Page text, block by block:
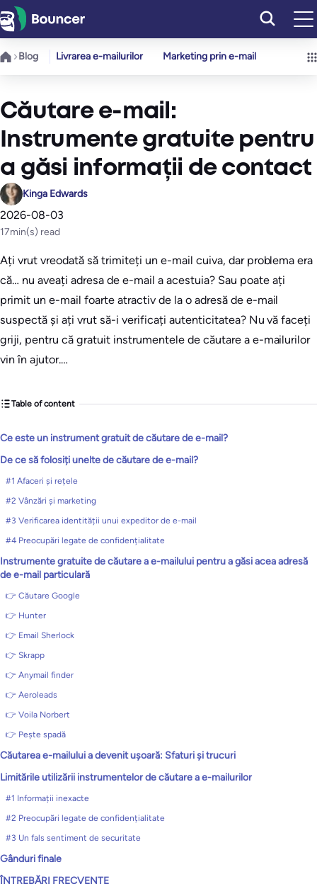
Sari
la
conținut
Blog Livrarea e-mailurilor Marketing prin e-mail
Căutare e-mail:
Instrumente gratuite pentru
a găsi informații de contact
Kinga Edwards
2026-08-03
17min(s) read
Ați vrut vreodată să trimiteți un e-mail cuiva, dar problema era
că… nu aveați adresa de e-mail a acestuia? Sau poate ați
primit un e-mail foarte atractiv de la o adresă de e-mail
suspectă și ați vrut să-i verificați autenticitatea? Nu vă faceți
griji, pentru că gratuit instrumentele de căutare a e-mailurilor
vin în ajutor.…
Table of content
Ce este un instrument gratuit de căutare de e-mail?
De ce să folosiți unelte de căutare de e-mail?
#1 Afaceri și rețele
#2 Vânzări și marketing
#3 Verificarea identității unui expeditor de e-mail
#4 Preocupări legate de confidențialitate
Instrumente gratuite de căutare a e-mailului pentru a găsi acea adresă
de e-mail particulară
👉 Căutare Google
👉 Hunter
👉 Email Sherlock
👉 Skrapp
👉 Anymail finder
👉 Aeroleads
👉 Voila Norbert
👉 Pește spadă
Căutarea e-mailului a devenit ușoară: Sfaturi și trucuri
Limitările utilizării instrumentelor de căutare a e-mailurilor
#1 Informații inexacte
#2 Preocupări legate de confidențialitate
#3 Un fals sentiment de securitate
Gânduri finale
ÎNTREBĂRI FRECVENTE